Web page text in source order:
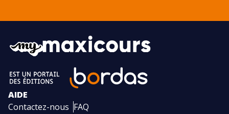
AIDE
Contactez-nous FAQ